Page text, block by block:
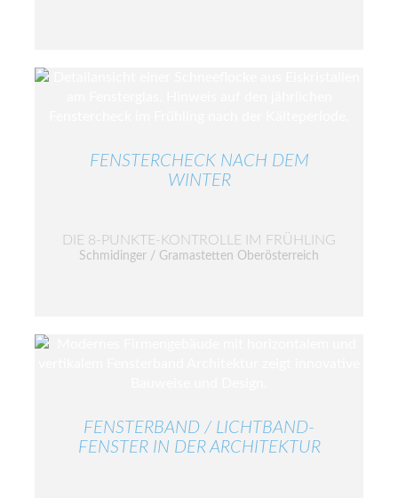
FENSTERCHECK NACH DEM
WINTER
DIE 8-PUNKTE-KONTROLLE IM FRÜHLING
Schmidinger / Gramastetten Oberösterreich
FENSTERBAND / LICHTBAND-
FENSTER IN DER ARCHITEKTUR